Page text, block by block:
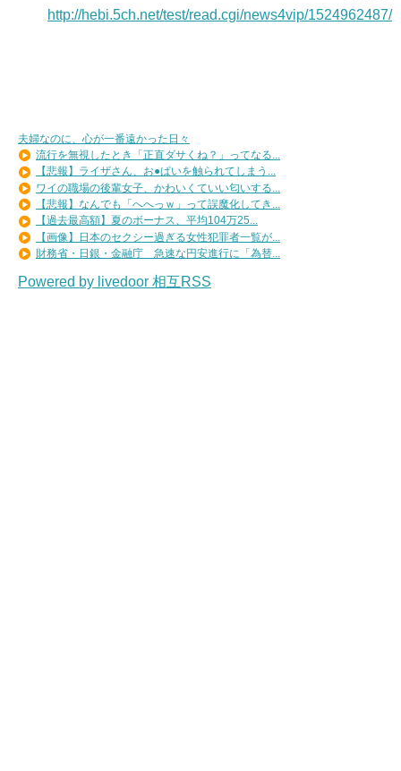
http://hebi.5ch.net/test/read.cgi/news4vip/1524962487/
夫婦なのに、心が一番遠かった日々
流行を無視したとき「正直ダサくね？」ってなる...
【悲報】ライザさん、お●ぱいを触られてしまう...
ワイの職場の後輩女子、かわいくていい匂いする...
【悲報】なんでも「へへっｗ」って誤魔化してき...
【過去最高額】夏のボーナス、平均104万25...
【画像】日本のセクシー過ぎる女性犯罪者一覧が...
財務省・日銀・金融庁 急速な円安進行に「為替...
Powered by livedoor 相互RSS